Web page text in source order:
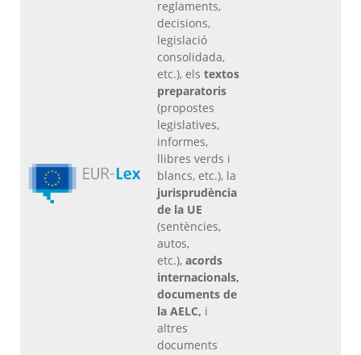
reglaments,
decisions,
legislació
consolidada,
etc.), els textos
preparatoris
(propostes
legislatives,
informes,
llibres verds i
blancs, etc.), la
jurisprudència
de la UE
(sentències,
autos,
etc.), acords
internacionals,
documents de
la AELC, i
altres
documents